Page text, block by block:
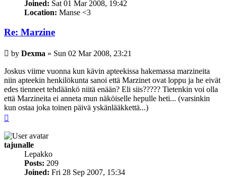
Joined: Sat 01 Mar 2008, 19:42
Location: Manse <3
Re: Marzine
Post
by Dexma » Sun 02 Mar 2008, 23:21
Joskus viime vuonna kun kävin apteekissa hakemassa marzineita
niin apteekin henkilökunta sanoi että Marzinet ovat loppu ja he eivät
edes tienneet tehdäänkö niitä enään? Eli siis????? Tietenkin voi olla
että Marzineita ei anneta mun näköiselle hepulle heti... (varsinkin
kun ostaa joka toinen päivä yskänlääkkettä...)
tajunalle
Lepakko
Posts: 209
Joined: Fri 28 Sep 2007, 15:34